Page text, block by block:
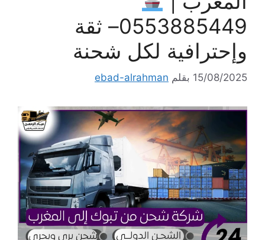
0553885449– ثقة
وإحترافية لكل شحنة
15/08/2025 بقلم ebad-alrahman